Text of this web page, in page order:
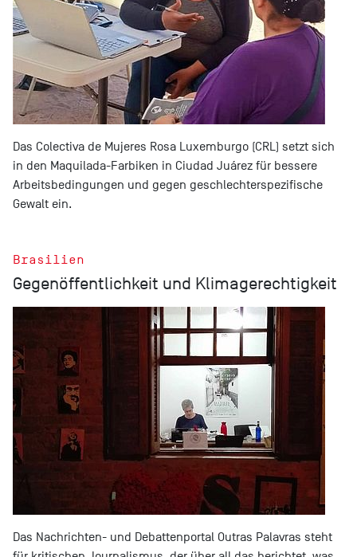
Das Colectiva de Mujeres Rosa Luxemburgo (CRL) setzt sich
in den Maquilada-Farbiken in Ciudad Juárez für bessere
Arbeitsbedingungen und gegen geschlechterspezifische
Gewalt ein.
Brasilien
Gegenöffentlichkeit und Klimagerechtigkeit
Das Nachrichten- und Debattenportal Outras Palavras steht